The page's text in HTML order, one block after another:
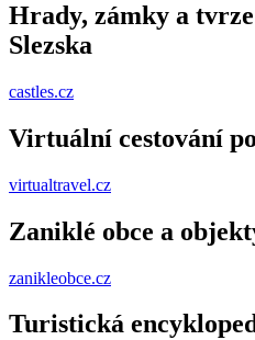
Hrady, zámky a
Slezska
castles.cz
Virtuální cestování
virtualtravel.cz
Zaniklé obce a
zanikleobce.cz
Turistická